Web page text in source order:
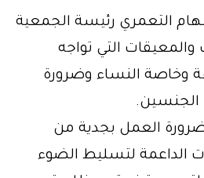
التعمري رئيسة الجمعية
والمعيقات التي تواجه
وخاصة النساء وضرورة
الجنسين.
العمل بجدية من
الداعمة لتسليط الضوء